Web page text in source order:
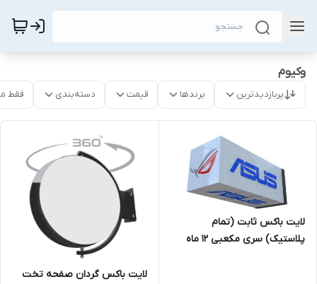
وکیوم
پربازدیدترین برندها قیمت دسته‌بندی فقط
لایت باکس ثابت (تمام
پلاستیک) سری مکعبی 12 ماه
لایت باکس گردان صفحه تخت